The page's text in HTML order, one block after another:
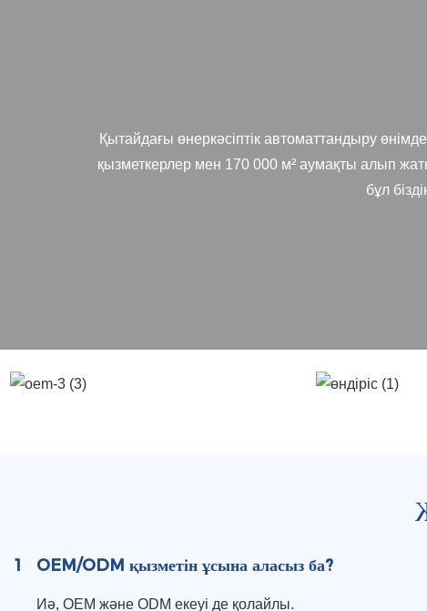
Қытайдағы өнеркәсіптік автоматтандыру
қызметкерлер мен 170 000 м² аумақты алып
бұл
1 OEM/ODM қызметін ұсына аласыз ба?
Иә, OEM және ODM екеуі де қолайлы.